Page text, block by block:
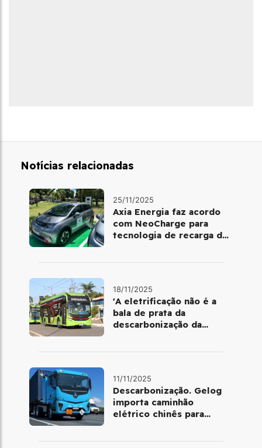
Notícias relacionadas
25/11/2025
Axia Energia faz acordo
com NeoCharge para
tecnologia de recarga de
18/11/2025
'A eletrificação não é a
bala de prata da
descarbonização da
11/11/2025
Descarbonização. Gelog
importa caminhão
elétrico chinês para